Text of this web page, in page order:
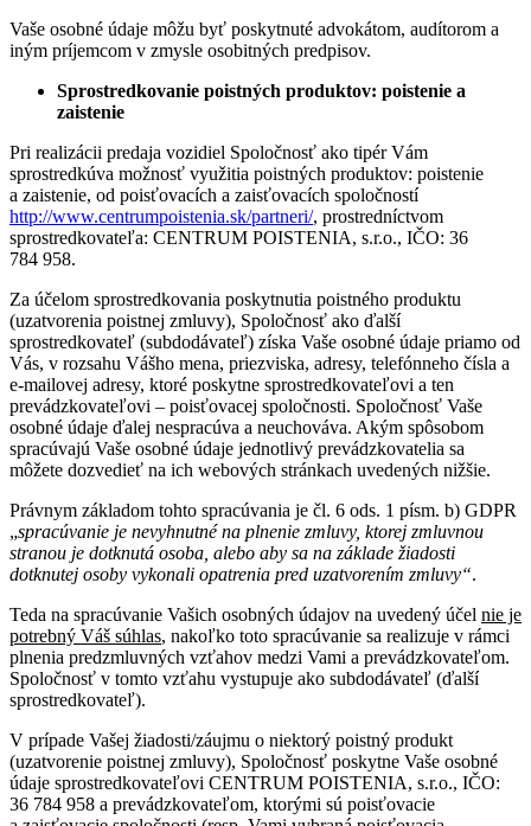
Vaše osobné údaje môžu byť poskytnuté advokátom, audítorom a
iným príjemcom v zmysle osobitných predpisov.
Sprostredkovanie poistných produktov: poistenie a
zaistenie
Pri realizácii predaja vozidiel Spoločnosť ako tipér Vám
sprostredkúva možnosť využitia poistných produktov: poistenie
a zaistenie, od poisťovacích a zaisťovacích spoločností
http://www.centrumpoistenia.sk/partneri/, prostredníctvom
sprostredkovateľa: CENTRUM POISTENIA, s.r.o., IČO: 36
784 958.
Za účelom sprostredkovania poskytnutia poistného produktu
(uzatvorenia poistnej zmluvy), Spoločnosť ako ďalší
sprostredkovateľ (subdodávateľ) získa Vaše osobné údaje priamo od
Vás, v rozsahu Vášho mena, priezviska, adresy, telefónneho čísla a
e-mailovej adresy, ktoré poskytne sprostredkovateľovi a ten
prevádzkovateľovi – poisťovacej spoločnosti. Spoločnosť Vaše
osobné údaje ďalej nespracúva a neuchováva. Akým spôsobom
spracúvajú Vaše osobné údaje jednotlivý prevádzkovatelia sa
môžete dozvedieť na ich webových stránkach uvedených nižšie.
Právnym základom tohto spracúvania je čl. 6 ods. 1 písm. b) GDPR
„spracúvanie je nevyhnutné na plnenie zmluvy, ktorej zmluvnou
stranou je dotknutá osoba, alebo aby sa na základe žiadosti
dotknutej osoby vykonali opatrenia pred uzatvorením zmluvy“.
Teda na spracúvanie Vašich osobných údajov na uvedený účel nie je
potrebný Váš súhlas, nakoľko toto spracúvanie sa realizuje v rámci
plnenia predzmluvných vzťahov medzi Vami a prevádzkovateľom.
Spoločnosť v tomto vzťahu vystupuje ako subdodávateľ (ďalší
sprostredkovateľ).
V prípade Vašej žiadosti/záujmu o niektorý poistný produkt
(uzatvorenie poistnej zmluvy), Spoločnosť poskytne Vaše osobné
údaje sprostredkovateľovi CENTRUM POISTENIA, s.r.o., IČO:
36 784 958 a prevádzkovateľom, ktorými sú poisťovacie